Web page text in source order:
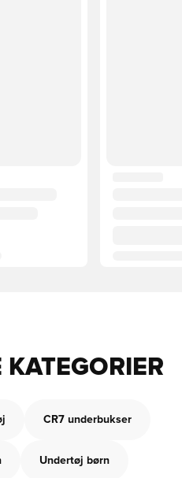
KATEGORIER
CR7 underbukser
Undertøj børn